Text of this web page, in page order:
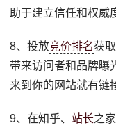
助于建立信任和权威
8、投放竞价排名获取
带来访问者和品牌曝
来到你的网站就有链
9、在知乎、 站长之家